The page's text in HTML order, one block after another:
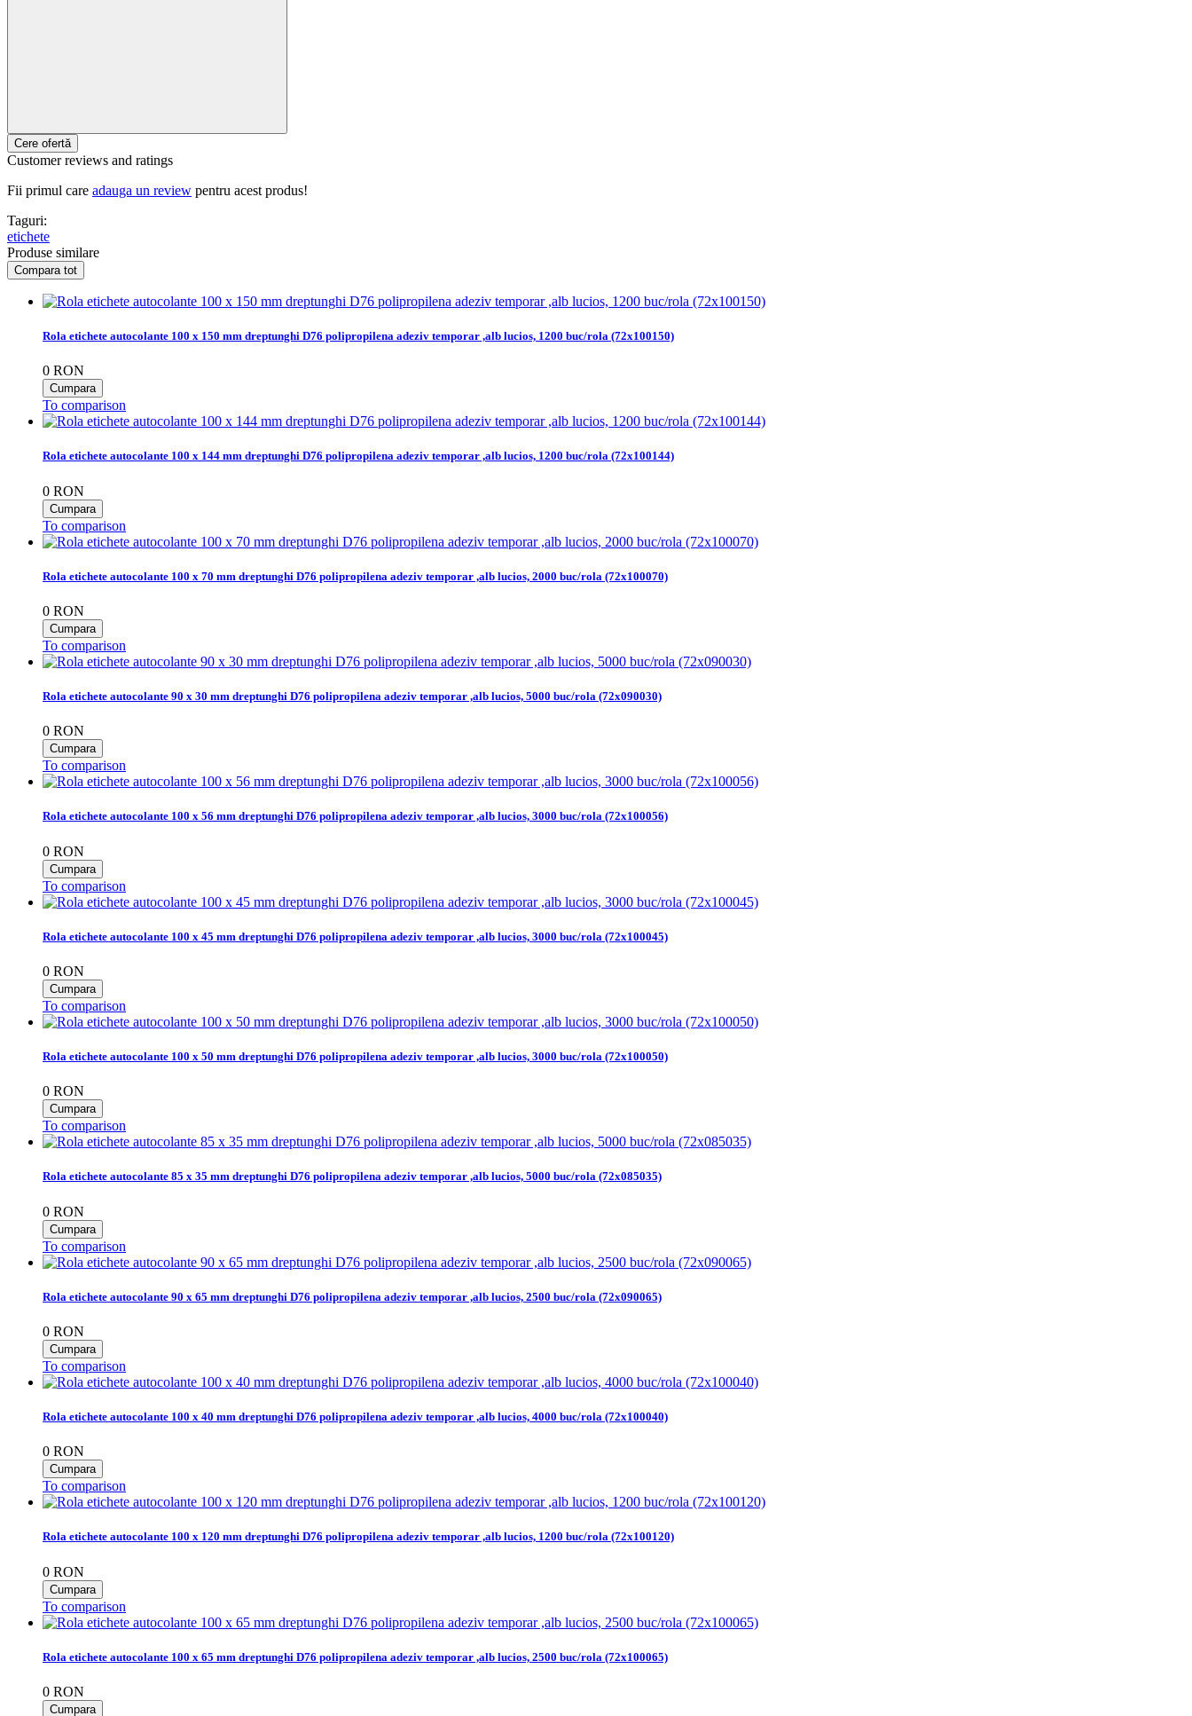
Customer reviews and ratings
Fii primul care adauga un review pentru acest produs!
Taguri:
etichete
Produse similare
Rola etichete autocolante 100 x 150 mm dreptunghi D76 polipropilena adeziv temporar ,alb lucios, 1200 buc/rola (72x100150)
0 RON
To comparison
Rola etichete autocolante 100 x 144 mm dreptunghi D76 polipropilena adeziv temporar ,alb lucios, 1200 buc/rola (72x100144)
0 RON
To comparison
Rola etichete autocolante 100 x 70 mm dreptunghi D76 polipropilena adeziv temporar ,alb lucios, 2000 buc/rola (72x100070)
0 RON
To comparison
Rola etichete autocolante 90 x 30 mm dreptunghi D76 polipropilena adeziv temporar ,alb lucios, 5000 buc/rola (72x090030)
0 RON
To comparison
Rola etichete autocolante 100 x 56 mm dreptunghi D76 polipropilena adeziv temporar ,alb lucios, 3000 buc/rola (72x100056)
0 RON
To comparison
Rola etichete autocolante 100 x 45 mm dreptunghi D76 polipropilena adeziv temporar ,alb lucios, 3000 buc/rola (72x100045)
0 RON
To comparison
Rola etichete autocolante 100 x 50 mm dreptunghi D76 polipropilena adeziv temporar ,alb lucios, 3000 buc/rola (72x100050)
0 RON
To comparison
Rola etichete autocolante 85 x 35 mm dreptunghi D76 polipropilena adeziv temporar ,alb lucios, 5000 buc/rola (72x085035)
0 RON
To comparison
Rola etichete autocolante 90 x 65 mm dreptunghi D76 polipropilena adeziv temporar ,alb lucios, 2500 buc/rola (72x090065)
0 RON
To comparison
Rola etichete autocolante 100 x 40 mm dreptunghi D76 polipropilena adeziv temporar ,alb lucios, 4000 buc/rola (72x100040)
0 RON
To comparison
Rola etichete autocolante 100 x 120 mm dreptunghi D76 polipropilena adeziv temporar ,alb lucios, 1200 buc/rola (72x100120)
0 RON
To comparison
Rola etichete autocolante 100 x 65 mm dreptunghi D76 polipropilena adeziv temporar ,alb lucios, 2500 buc/rola (72x100065)
0 RON